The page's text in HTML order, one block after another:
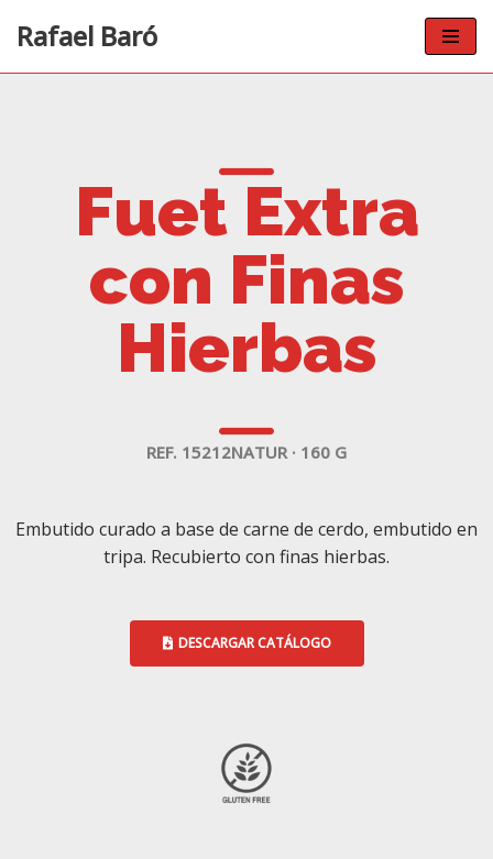
Rafael Baró
Fuet Extra
con Finas
Hierbas
REF. 15212NATUR · 160 G
Embutido curado a base de carne de cerdo, embutido en
tripa. Recubierto con finas hierbas.
DESCARGAR CATÁLOGO